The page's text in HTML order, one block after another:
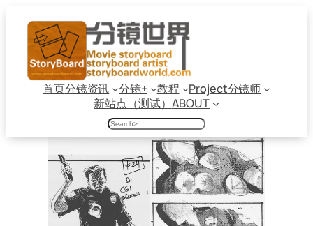
首页分镜资讯 分镜+ 教程 Project分镜师
新站点（测试） ABOUT
搜
索